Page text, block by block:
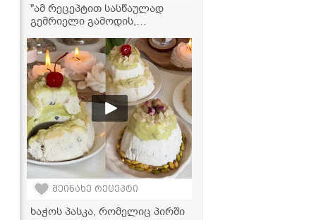
"ამ რეცეპტით სასწაულად
გემრიელი გამოდის,
მკვახე პომიდრვის ნიგვზიანი
სალათი
შეინახე რეცეპტი
ხაჭოს პასკა, რომელიც პირში